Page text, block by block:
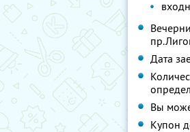
Дата
Вы
Купон